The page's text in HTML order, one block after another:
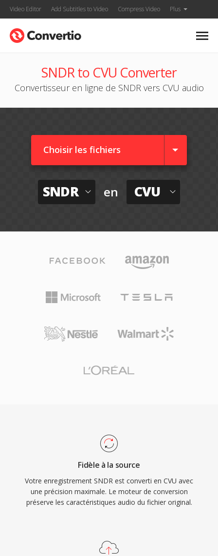
Video Editor Add Subtitles to Video Compress Video Plus
SNDR to CVU Converter
Convertisseur en ligne de SNDR vers CVU audio
Choisir les fichiers
SNDR en CVU
Fidèle à la source
Votre enregistrement SNDR est converti en CVU avec
une précision maximale. Le moteur de conversion
préserve les caractéristiques audio du fichier original.